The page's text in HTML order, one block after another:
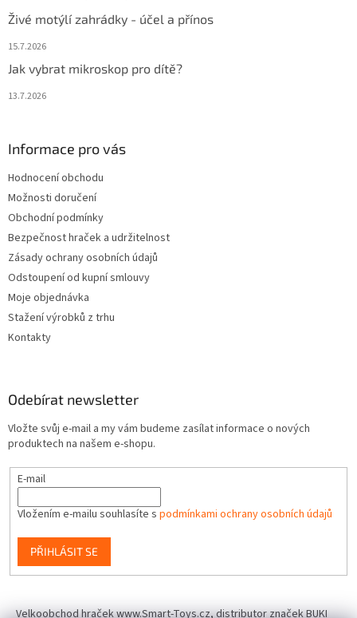
Živé motýlí zahrádky - účel a přínos
15.7.2026
Jak vybrat mikroskop pro dítě?
13.7.2026
Informace pro vás
Hodnocení obchodu
Možnosti doručení
Obchodní podmínky
Bezpečnost hraček a udržitelnost
Zásady ochrany osobních údajů
Odstoupení od kupní smlouvy
Moje objednávka
Stažení výrobků z trhu
Kontakty
Odebírat newsletter
Vložte svůj e-mail a my vám budeme zasílat informace o nových
produktech na našem e-shopu.
E-mail
Vložením e-mailu souhlasíte s podmínkami ochrany osobních údajů
PŘIHLÁSIT SE
Velkoobchod hraček www.Smart-Toys.cz, distributor značek BUKI